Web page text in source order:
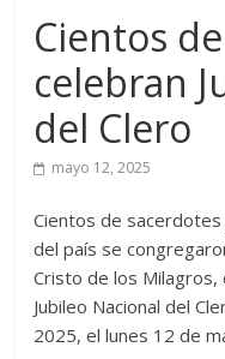
Cientos
celebran
del Clero
mayo 12, 2025
Cientos de
del país se
Cristo de los Milagros,
Jubileo Nacional del
2025, el lunes 12 de